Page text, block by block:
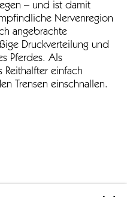
– und ist damit
Nervenregion
angebrachte
Druckverteilung und
Pferdes. Als
Reithalfter einfach
Trensen einschnallen.